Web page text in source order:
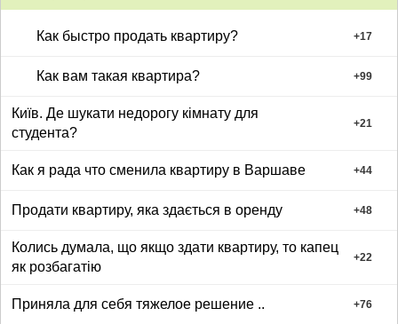
Как быстро продать квартиру? +17
Как вам такая квартира? +99
Київ. Де шукати недорогу кімнату для
студента?
+21
Как я рада что сменила квартиру в Варшаве +44
Продати квартиру, яка здається в оренду +48
Колись думала, що якщо здати квартиру, то капец
як розбагатію
+22
Приняла для себя тяжелое решение .. +76